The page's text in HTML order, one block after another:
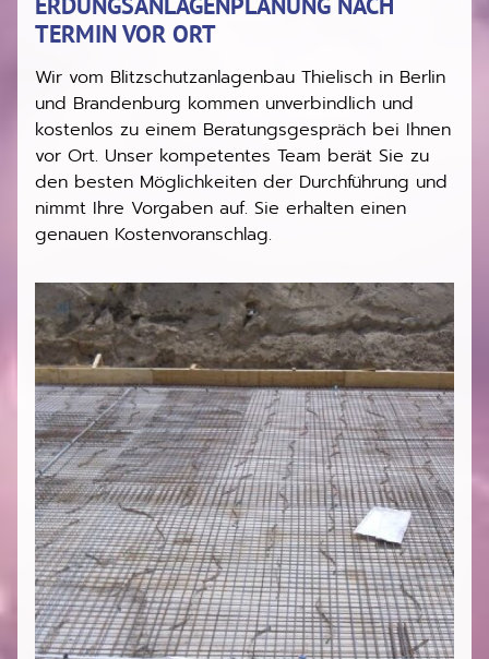
TERMIN VOR ORT
Wir vom Blitzschutzanlagenbau Thielisch in Berlin
und Brandenburg kommen unverbindlich und
kostenlos zu einem Beratungsgespräch bei Ihnen
vor Ort. Unser kompetentes Team berät Sie zu
den besten Möglichkeiten der Durchführung und
nimmt Ihre Vorgaben auf. Sie erhalten einen
genauen Kostenvoranschlag.